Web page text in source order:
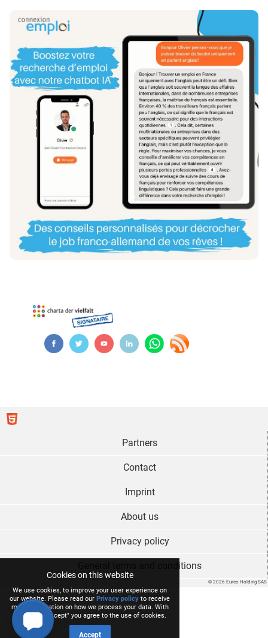
Cookies on this website
We use cookies, to improve your user experience on
our website. Please read our Privacy policy to receive
more information on how we process your data. With
a click on "Accept" you agree to the use of cookies.
Accept
© 2026 Eureo Holding SAS
Partners
Contact
Imprint
About us
Privacy policy
General terms and conditions